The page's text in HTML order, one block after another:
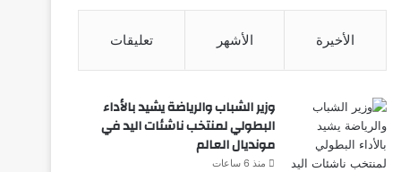
الأخيرة الأشهر تعليقات
وزير الشباب والرياضة يشيد بالأداء
البطولي لمنتخب ناشئات اليد في
مونديال العالم
منذ 6 ساعات